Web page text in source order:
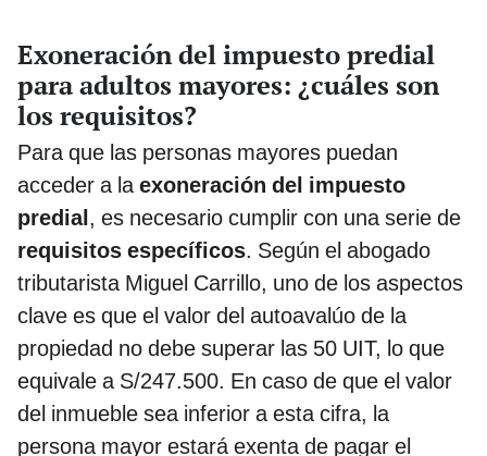
Exoneración del impuesto predial
para adultos mayores: ¿cuáles son
los requisitos?
Para que las personas mayores puedan
acceder a laexoneración del impuesto
predial, es necesario cumplir con una serie de
requisitos específicos. Según el abogado
tributarista Miguel Carrillo, uno de los aspectos
clave es que el valor del autoavalúo de la
propiedad no debe superar las 50 UIT, lo que
equivale a S/247.500. En caso de que el valor
del inmueble sea inferior a esta cifra, la
persona mayor estará exenta de pagar el